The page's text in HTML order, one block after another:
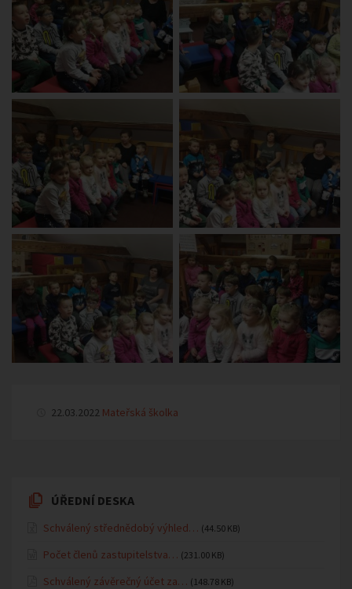
22.03.2022 Mateřská školka
ÚŘEDNÍ DESKA
Schválený střednědobý výhled… (44.50 KB)
Počet členů zastupitelstva… (231.00 KB)
Schválený závěrečný účet za… (148.78 KB)